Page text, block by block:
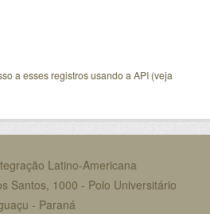
a esses registros usando a API (veja
Latino-Americana
Santos, 1000 - Polo Universitário
- Paraná